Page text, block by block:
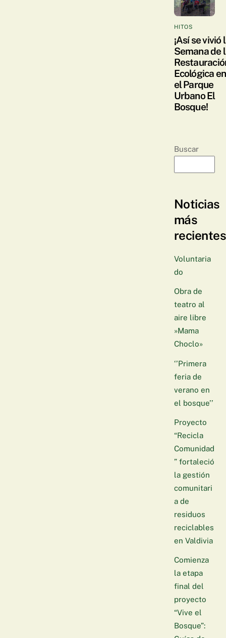
HITOS
¡Así se vivió
Semana de
Ecológica en
el Parque
Urbano El
Bosque!
Buscar
Noticias
más
recientes
Voluntaria
do
Obra de
teatro al
aire libre
»Mama
Choclo»
‘’Primera
feria de
verano en
el bosque’’
Proyecto
“Recicla
Comunidad
” fortaleció
la gestión
comunitari
a de
residuos
reciclables
en Valdivia
Comienza
la etapa
final del
proyecto
“Vive el
Bosque”: